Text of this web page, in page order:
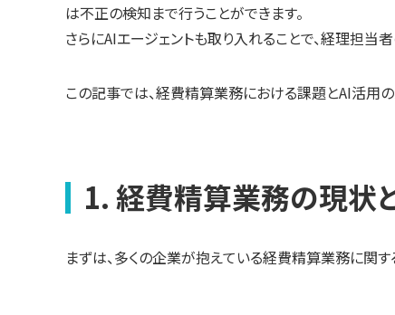
は不正の検知まで行うことができます。
さらにAIエージェントも取り入れることで、経理担
この記事では、経費精算業務における課題とAI活用
1. 経費精算業務の現状
まずは、多くの企業が抱えている経費精算業務に関す